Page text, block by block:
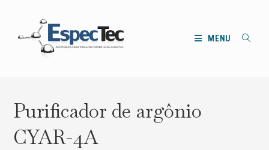
MENU
Purificador de argônio
CYAR-4A